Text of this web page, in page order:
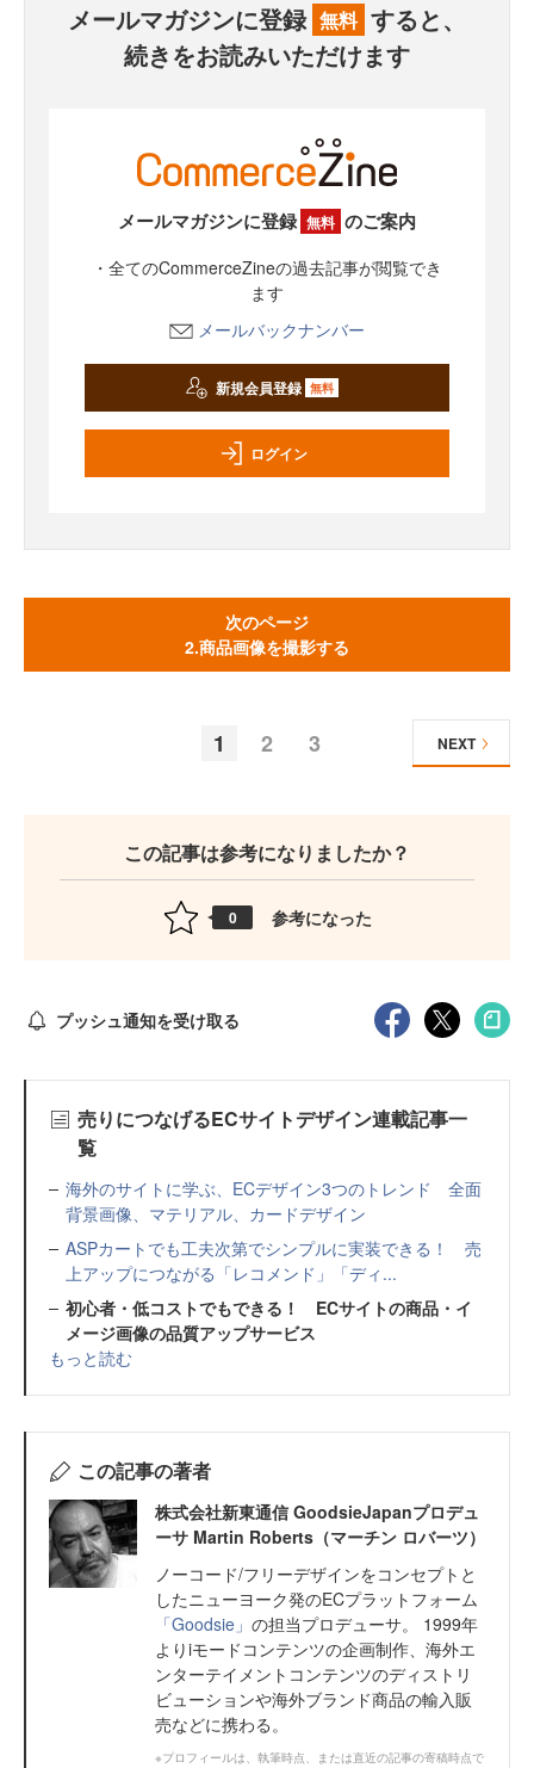
メールマガジンに登録 無料 すると、
続きをお読みいただけます
メールマガジンに登録 無料 のご案内
・全てのCommerceZineの過去記事が閲覧でき
ます
メールバックナンバー
新規会員登録 無料
ログイン
次のページ
2.商品画像を撮影する
1 2 3 NEXT
この記事は参考になりましたか？
0 参考になった
プッシュ通知を受け取る
売りにつなげるECサイトデザイン連載記事一
覧
海外のサイトに学ぶ、ECデザイン3つのトレンド 全面
背景画像、マテリアル、カードデザイン
ASPカートでも工夫次第でシンプルに実装できる！ 売
上アップにつながる「レコメンド」「ディ...
初心者・低コストでもできる！ ECサイトの商品・イ
メージ画像の品質アップサービス
もっと読む
この記事の著者
株式会社新東通信 GoodsieJapanプロデュ
ーサ Martin Roberts（マーチン ロバーツ）
ノーコード/フリーデザインをコンセプトと
したニューヨーク発のECプラットフォーム
「Goodsie」 の担当プロデューサ。 1999年
よりiモードコンテンツの企画制作、海外エ
ンターテイメントコンテンツのディストリ
ビューションや海外ブランド商品の輸入販
売などに携わる。
※プロフィールは、執筆時点、または直近の記事の寄稿時点で